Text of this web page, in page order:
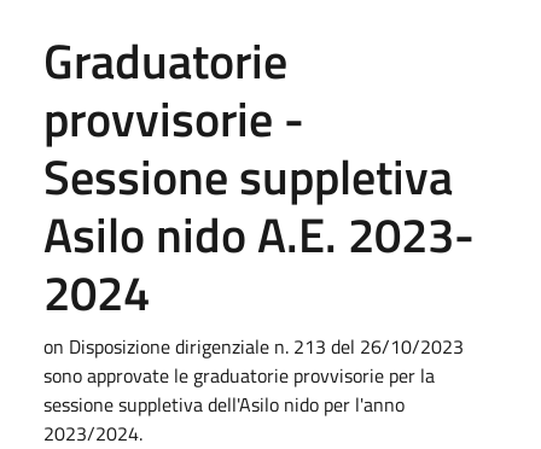
Graduatorie
provvisorie -
Sessione suppletiva
Asilo nido A.E. 2023-
2024
on Disposizione dirigenziale n. 213 del 26/10/2023
sono approvate le graduatorie provvisorie per la
sessione suppletiva dell'Asilo nido per l'anno
2023/2024.